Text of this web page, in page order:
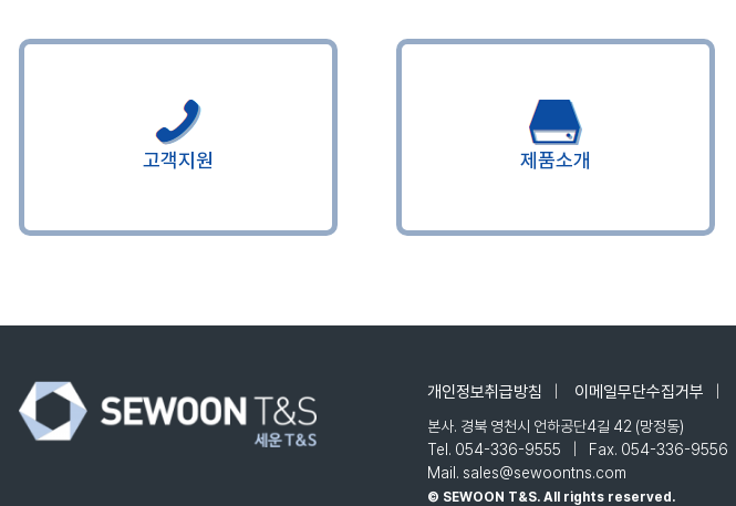
고객지원 제품소개
개인정보취급방침 이메일무단수집거부
본사. 경북 영천시 언하공단4길 42 (망정동)
Tel. 054-336-9555
Fax. 054-336-9556
Mail. sales@sewoontns.com
© SEWOON T&S. All rights reserved.